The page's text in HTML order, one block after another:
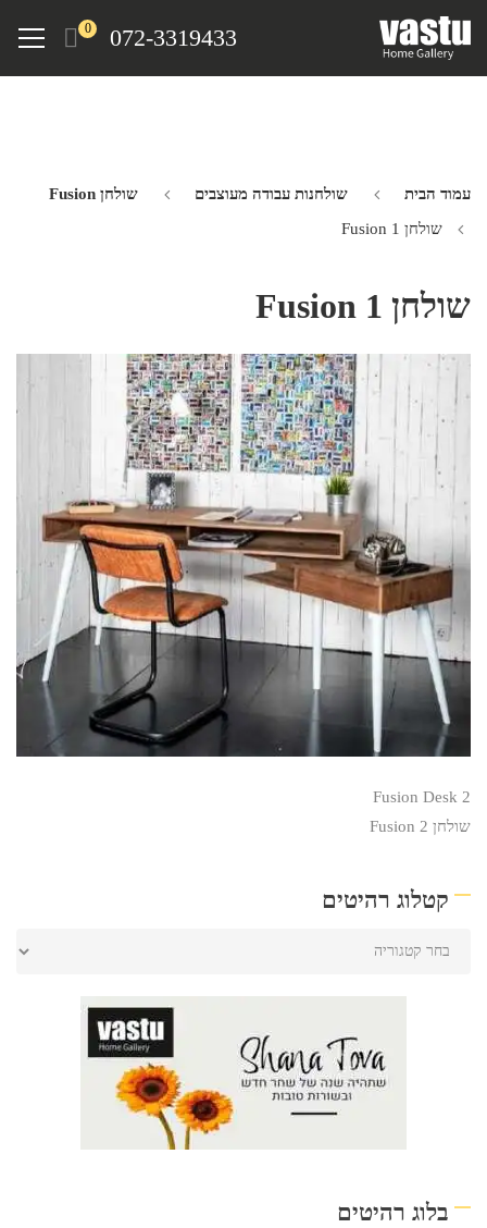
072-3319433
0
Menu
עמוד הבית שולחנות עבודה מעוצבים
שולחן Fusion
שולחן Fusion 1
שולחן Fusion 1
Fusion Desk 2
שולחן Fusion 2
קטלוג רהיטים
בלוג רהיטים